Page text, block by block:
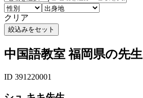
クリア
中国語教室 福岡県の先生
ID 391220001